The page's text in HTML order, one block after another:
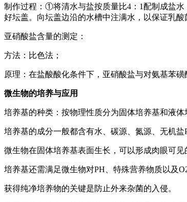
制作过程：①将清水与盐按质量比4：1配制成盐
好坛盖。向坛盖边沿的水槽中注满水，以保证乳酸
亚硝酸盐含量的测定：
方法：比色法；
原理：在盐酸酸化条件下，亚硝酸盐与对氨基苯
微生物的培养与应用
培养基的种类：按物理性质分为固体培养基和液
培养基的成分一般都含有水、碳源、氮源、无机盐
微生物在固体培养基表面生长，可以形成肉眼可见
培养基还需满足微生物对PH、特殊营养物质以及
获得纯净培养物的关键是防止外来杂菌的入侵。